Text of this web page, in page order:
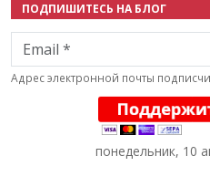
ПОДПИШИТЕСЬ НА БЛОГ
Email
Адрес электронной почты
понедельник, 10